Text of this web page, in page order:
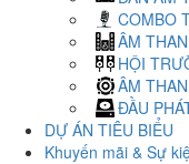
COMBO
ÂM
HỘI
ÂM
ĐẦU
DỰ ÁN TIÊU BIỂU
Khuyến mãi & Sự